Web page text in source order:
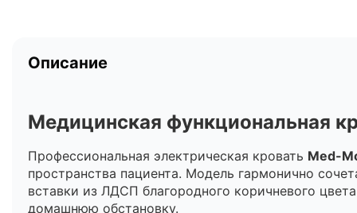
Описание
Медицинская функциональная
Профессиональная электрическая кровать Med-
пространства пациента. Модель гармонично
вставки из ЛДСП благородного коричневого
домашнюю обстановку.